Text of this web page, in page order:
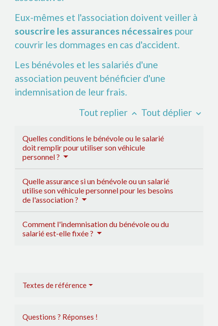
Eux-mêmes et l'association doivent veiller à
souscrire les assurances nécessaires pour
couvrir les dommages en cas d'accident.
Les bénévoles et les salariés d'une
association peuvent bénéficier d'une
indemnisation de leur frais.
Tout replier keyboard_arrow_up Tout déplier keyboard_arrow_down
Quelles conditions le bénévole ou le salarié
doit remplir pour utiliser son véhicule
personnel ?
Quelle assurance si un bénévole ou un salarié
utilise son véhicule personnel pour les besoins
de l'association ?
Comment l'indemnisation du bénévole ou du
salarié est-elle fixée ?
Textes de référence
Questions ? Réponses !